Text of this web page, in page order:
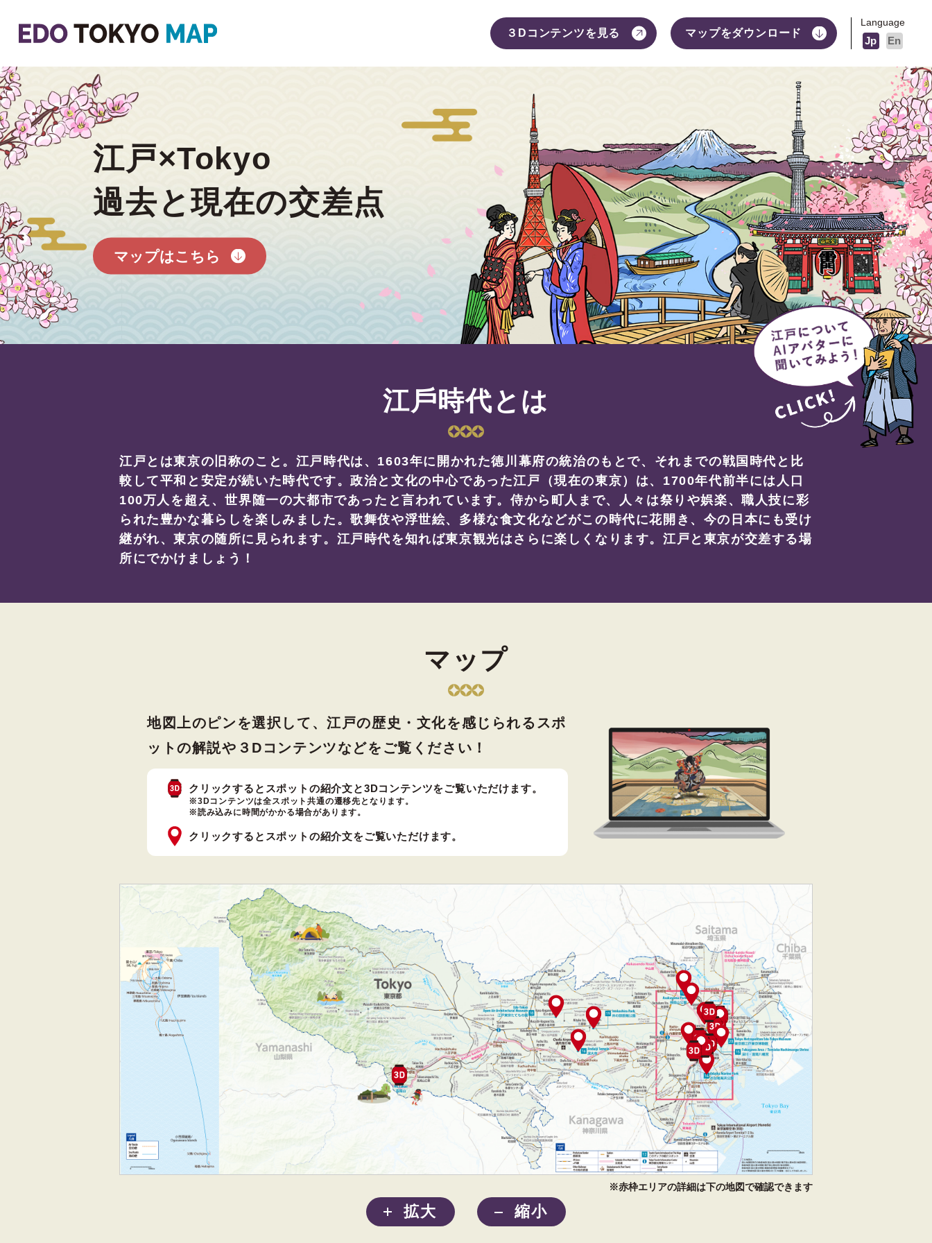
３Dコンテンツを⾒る マップをダウンロード
Language
Jp En
江戸×Tokyo
過去と現在の交差点
マップはこちら
江⼾時代とは
江戸とは東京の旧称のこと。江戸時代は、1603年に開かれた徳川幕府の統治のもとで、それまでの戦国時代と比
較して平和と安定が続いた時代です。政治と文化の中心であった江戸（現在の東京）は、1700年代前半には人口
100万人を超え、世界随一の大都市であったと言われています。侍から町人まで、人々は祭りや娯楽、職人技に彩
られた豊かな暮らしを楽しみました。歌舞伎や浮世絵、多様な食文化などがこの時代に花開き、今の日本にも受け
継がれ、東京の随所に見られます。江戸時代を知れば東京観光はさらに楽しくなります。江戸と東京が交差する場
所にでかけましょう！
マップ
地図上のピンを選択して、江戸の歴史・文化を感じられるスポ
ットの解説や３Dコンテンツなどをご覧ください！
クリックするとスポットの紹介文と3Dコンテンツをご覧いただけます。
※3Dコンテンツは全スポット共通の遷移先となります。
※読み込みに時間がかかる場合があります。
クリックするとスポットの紹介文をご覧いただけます。
※赤枠エリアの詳細は下の地図で確認できます
拡大 縮小